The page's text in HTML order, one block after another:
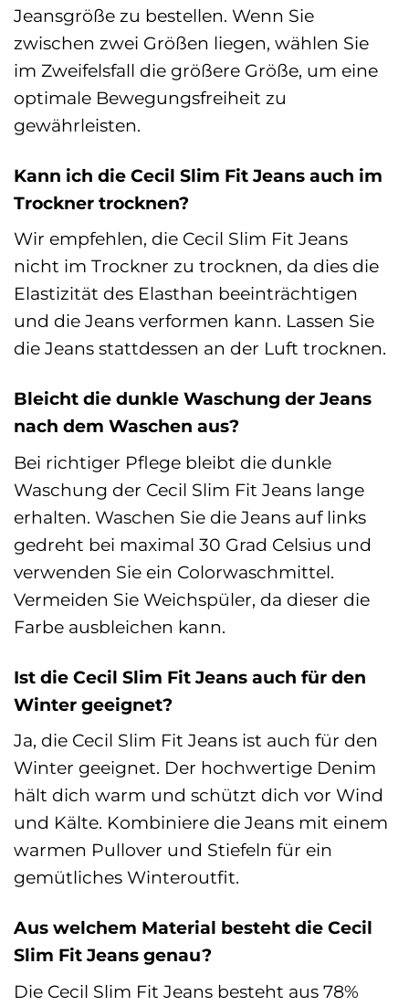
Jeansgröße zu bestellen. Wenn Sie
zwischen zwei Größen liegen, wählen Sie
im Zweifelsfall die größere Größe, um eine
optimale Bewegungsfreiheit zu
gewährleisten.
Kann ich die Cecil Slim Fit Jeans auch im
Trockner trocknen?
Wir empfehlen, die Cecil Slim Fit Jeans
nicht im Trockner zu trocknen, da dies die
Elastizität des Elasthan beeinträchtigen
und die Jeans verformen kann. Lassen Sie
die Jeans stattdessen an der Luft trocknen.
Bleicht die dunkle Waschung der Jeans
nach dem Waschen aus?
Bei richtiger Pflege bleibt die dunkle
Waschung der Cecil Slim Fit Jeans lange
erhalten. Waschen Sie die Jeans auf links
gedreht bei maximal 30 Grad Celsius und
verwenden Sie ein Colorwaschmittel.
Vermeiden Sie Weichspüler, da dieser die
Farbe ausbleichen kann.
Ist die Cecil Slim Fit Jeans auch für den
Winter geeignet?
Ja, die Cecil Slim Fit Jeans ist auch für den
Winter geeignet. Der hochwertige Denim
hält dich warm und schützt dich vor Wind
und Kälte. Kombiniere die Jeans mit einem
warmen Pullover und Stiefeln für ein
gemütliches Winteroutfit.
Aus welchem Material besteht die Cecil
Slim Fit Jeans genau?
Die Cecil Slim Fit Jeans besteht aus 78%